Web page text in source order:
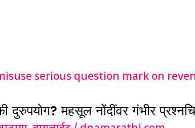
दुरुपयोग? महसूल नोंदींवर गंभीर